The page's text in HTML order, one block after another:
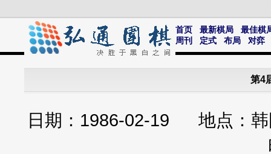
首页 最新棋局
最佳棋
周刊
定式 布局 对弈
第4
日期：1986-02-19 地点